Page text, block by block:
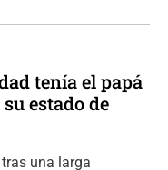
tenía el papá
estado de
una larga